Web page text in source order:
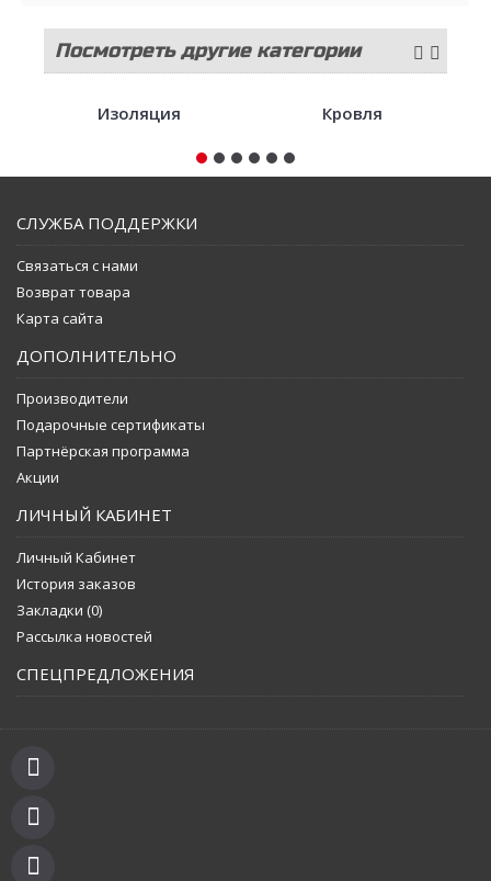
Посмотреть другие категории
Изоляция Кровля
СЛУЖБА ПОДДЕРЖКИ
Связаться с нами
Возврат товара
Карта сайта
ДОПОЛНИТЕЛЬНО
Производители
Подарочные сертификаты
Партнёрская программа
Акции
ЛИЧНЫЙ КАБИНЕТ
Личный Кабинет
История заказов
Закладки (0)
Рассылка новостей
СПЕЦПРЕДЛОЖЕНИЯ